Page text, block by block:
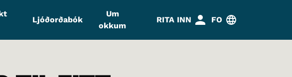
Ljóðorðabók
Um
okkum
RITA INN FO